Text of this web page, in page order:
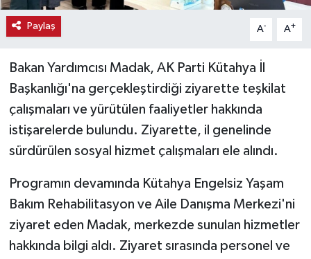
Paylaş A- A+
Bakan Yardımcısı Madak, AK Parti Kütahya İl
Başkanlığı'na gerçekleştirdiği ziyarette teşkilat
çalışmaları ve yürütülen faaliyetler hakkında
istişarelerde bulundu. Ziyarette, il genelinde
sürdürülen sosyal hizmet çalışmaları ele alındı.
Programın devamında Kütahya Engelsiz Yaşam
Bakım Rehabilitasyon ve Aile Danışma Merkezi'ni
ziyaret eden Madak, merkezde sunulan hizmetler
hakkında bilgi aldı. Ziyaret sırasında personel ve
Resmi İlanlar
Sağlık
Seri İlan
Siyaset
Teknoloji